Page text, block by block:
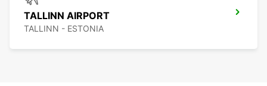
TALLINN AIRPORT
TALLINN - ESTONIA